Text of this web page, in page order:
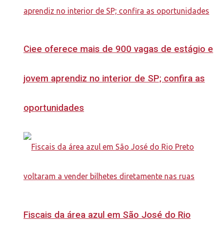
Ciee oferece mais de 900 vagas de estágio e
jovem aprendiz no interior de SP; confira as
oportunidades
Fiscais da área azul em São José do Rio